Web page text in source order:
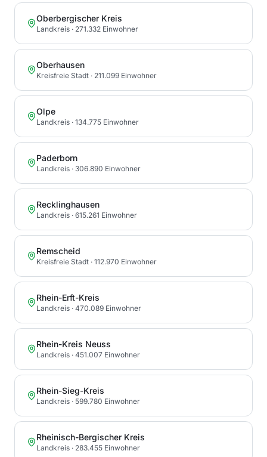
Oberbergischer Kreis
Landkreis · 271.332 Einwohner
Oberhausen
Kreisfreie Stadt · 211.099 Einwohner
Olpe
Landkreis · 134.775 Einwohner
Paderborn
Landkreis · 306.890 Einwohner
Recklinghausen
Landkreis · 615.261 Einwohner
Remscheid
Kreisfreie Stadt · 112.970 Einwohner
Rhein-Erft-Kreis
Landkreis · 470.089 Einwohner
Rhein-Kreis Neuss
Landkreis · 451.007 Einwohner
Rhein-Sieg-Kreis
Landkreis · 599.780 Einwohner
Rheinisch-Bergischer Kreis
Landkreis · 283.455 Einwohner